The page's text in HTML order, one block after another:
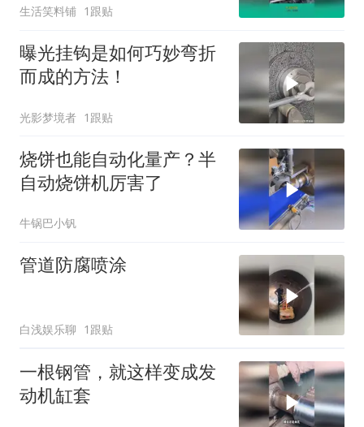
生活笑料铺 1跟贴
曝光挂钩是如何巧妙弯折
而成的方法！
光影梦境者 1跟贴
烧饼也能自动化量产？半
自动烧饼机厉害了
牛锅巴小钒
管道防腐喷涂
白浅娱乐聊 1跟贴
一根钢管，就这样变成发
动机缸套